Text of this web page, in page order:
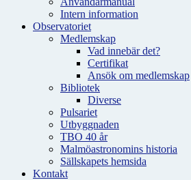
Intern information
Observatoriet
Medlemskap
Vad innebär det?
Certifikat
Ansök om medlemskap
Bibliotek
Diverse
Pulsariet
Utbyggnaden
TBO 40 år
Malmöastronomins historia
Sällskapets hemsida
Kontakt